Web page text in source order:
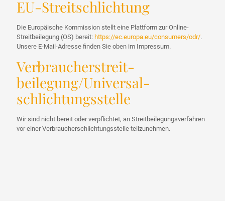
EU-Streitschlichtung
Die Europäische Kommission stellt eine Plattform zur Online-
Streitbeilegung (OS) bereit: https://ec.europa.eu/consumers/odr/.
Unsere E-Mail-Adresse finden Sie oben im Impressum.
Verbraucher­streit­
beilegung/Universal­
schlichtungs­stelle
Wir sind nicht bereit oder verpflichtet, an Streitbeilegungsverfahren
vor einer Verbraucherschlichtungsstelle teilzunehmen.